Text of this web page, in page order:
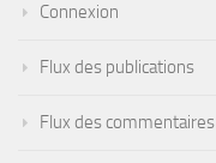
Connexion
Flux des publications
Flux des commentaires